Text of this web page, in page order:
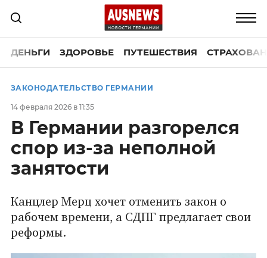
ДЕНЬГИ ЗДОРОВЬЕ ПУТЕШЕСТВИЯ
ЗАКОНОДАТЕЛЬСТВО ГЕРМАНИИ
14 февраля 2026 в 11:35
В Германии разгорелся
спор из-за неполной
занятости
Канцлер Мерц хочет отменить закон о
рабочем времени, а СДПГ предлагает свои
реформы.